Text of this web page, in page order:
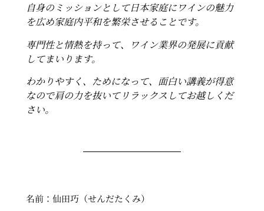
自身のミッションとして日本家庭にワインの魅力
を広め家庭内平和を繁栄させることです。
専門性と情熱を持って、ワイン業界の発展に貢献
してまいります。
わかりやすく、ためになって、面白い講義が得意
なので肩の力を抜いてリラックスしてお越しくだ
さい。
名前：仙田巧（せんだたくみ）